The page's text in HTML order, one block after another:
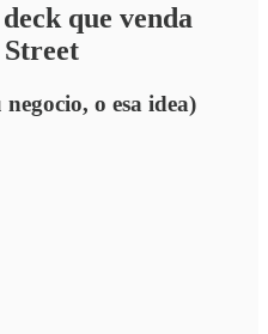
que venda
o esa idea)